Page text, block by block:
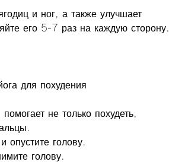
и ног, а также улучшает
его 5-7 раз на каждую сторону.
для похудения
не только похудеть,
опустите голову.
голову.